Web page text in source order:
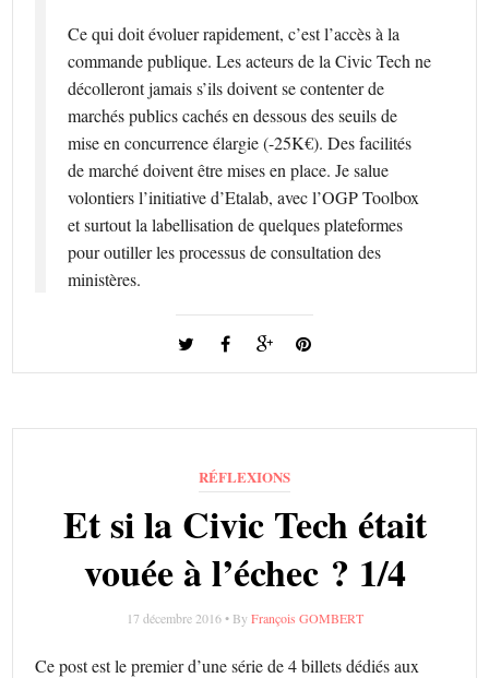
Ce qui doit évoluer rapidement, c’est l’accès à la
commande publique. Les acteurs de la Civic Tech ne
décolleront jamais s’ils doivent se contenter de
marchés publics cachés en dessous des seuils de
mise en concurrence élargie (-25K€). Des facilités
de marché doivent être mises en place. Je salue
volontiers l’initiative d’Etalab, avec l’OGP Toolbox
et surtout la labellisation de quelques plateformes
pour outiller les processus de consultation des
ministères.
RÉFLEXIONS
Et si la Civic Tech était
vouée à l’échec ? 1/4
17 décembre 2016 • By François GOMBERT
Ce post est le premier d’une série de 4 billets dédiés aux